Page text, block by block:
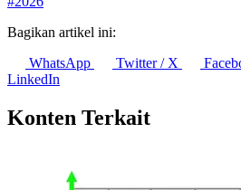
7 dari 10 Anak Muda RI Khawatir